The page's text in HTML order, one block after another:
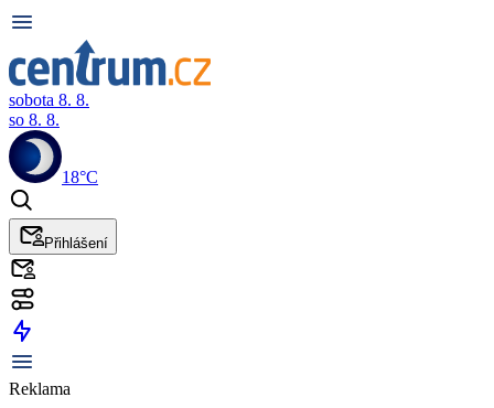
sobota 8. 8.
so 8. 8.
18°C
Přihlášení
Reklama